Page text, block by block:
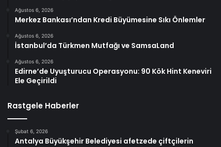
Ağustos 6, 2026
Merkez Bankası’ndan Kredi Büyümesine Sıkı Önlemler
Ağustos 6, 2026
İstanbul’da Türkmen Mutfağı ve SamsaLand
Ağustos 6, 2026
Edirne’de Uyuşturucu Operasyonu: 90 Kök Hint Keneviri
Ele Geçirildi
Rastgele Haberler
Şubat 6, 2026
Antalya Büyükşehir Belediyesi afetzede çiftçilerin